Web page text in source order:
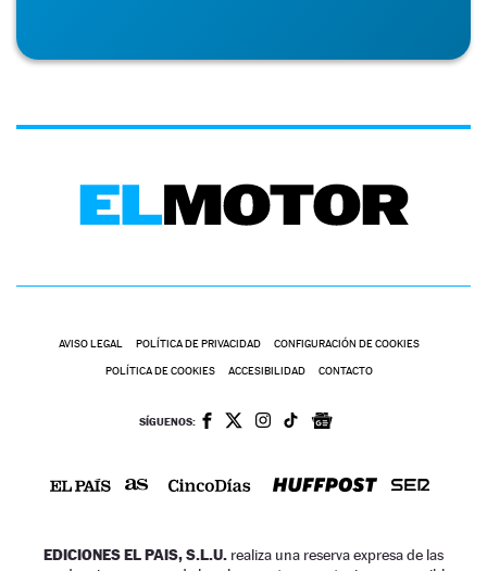
AVISO LEGAL POLÍTICA DE PRIVACIDAD CONFIGURACIÓN DE COOKIES
POLÍTICA DE COOKIES ACCESIBILIDAD CONTACTO
SÍGUENOS:
EDICIONES EL PAIS, S.L.U. realiza una reserva expresa de las